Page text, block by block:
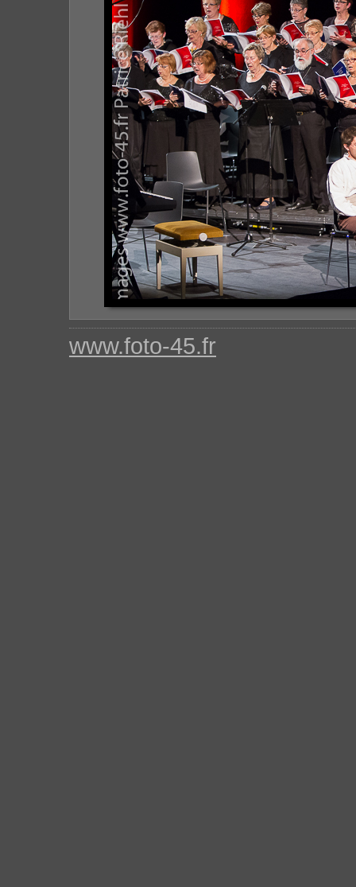
www.foto-45.fr